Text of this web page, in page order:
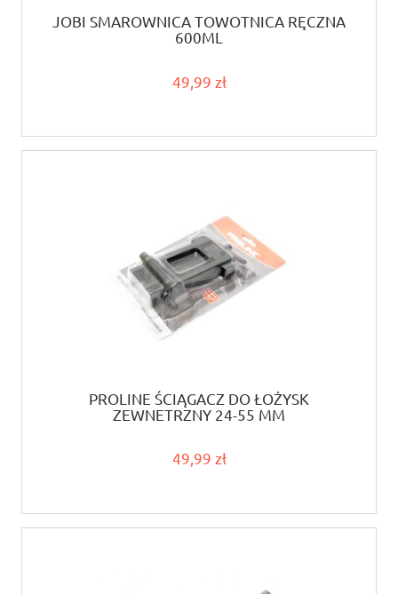
JOBI SMAROWNICA TOWOTNICA RĘCZNA
600ML
49,99 zł
PROLINE ŚCIĄGACZ DO ŁOŻYSK
ZEWNĘTRZNY 24-55 MM
49,99 zł